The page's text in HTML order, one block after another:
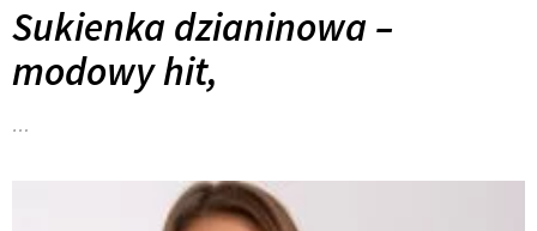
Sukienka dzianinowa –
modowy hit,
…